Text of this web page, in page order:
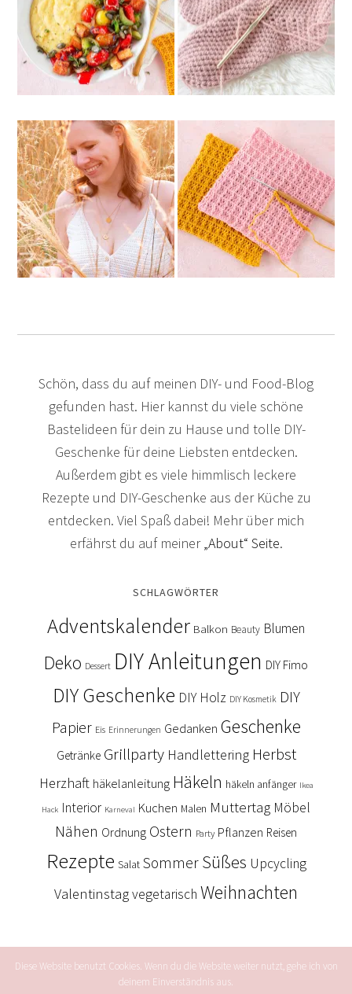
Schön, dass du auf meinen DIY- und Food-Blog
gefunden hast. Hier kannst du viele schöne
Bastelideen für dein zu Hause und tolle DIY-
Geschenke für deine Liebsten entdecken.
Außerdem gibt es viele himmlisch leckere
Rezepte und DIY-Geschenke aus der Küche zu
entdecken. Viel Spaß dabei! Mehr über mich
erfährst du auf meiner„About“ Seite.
SCHLAGWÖRTER
Adventskalender Balkon Beauty Blumen
Deko Dessert DIY Anleitungen DIY Fimo
DIY Geschenke DIY Holz DIY Kosmetik DIY
Papier Eis Erinnerungen Gedanken Geschenke
Getränke Grillparty Handlettering Herbst
Herzhaft häkelanleitung Häkeln häkeln anfänger Ikea
Hack Interior Karneval Kuchen Malen Muttertag Möbel
Nähen Ordnung Ostern Party Pflanzen Reisen
Rezepte Salat Sommer Süßes Upcycling
Valentinstagvegetarisch Weihnachten
Diese Website benutzt Cookies. Wenn du die Website weiter nutzt, gehe ich von
deinem Einverständnis aus.